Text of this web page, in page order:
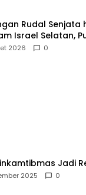
Rudal Senjata
Israel Selatan,
Meninggal
2026 0
Jadi
2025 0